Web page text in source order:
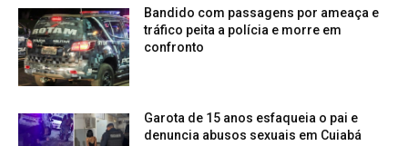
Bandido com passagens por ameaça e
tráfico peita a polícia e morre em
confronto
Garota de 15 anos esfaqueia o pai e
denuncia abusos sexuais em Cuiabá